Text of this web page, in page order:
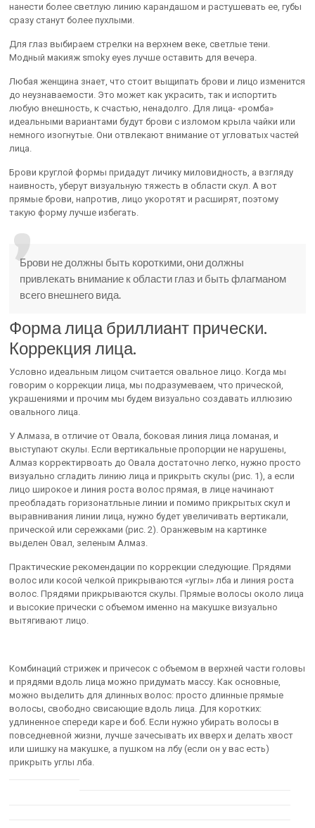
нанести более светлую линию карандашом и растушевать ее, губы
сразу станут более пухлыми.
Для глаз выбираем стрелки на верхнем веке, светлые тени.
Модный макияж smoky eyes лучше оставить для вечера.
Любая женщина знает, что стоит выщипать брови и лицо изменится
до неузнаваемости. Это может как украсить, так и испортить
любую внешность, к счастью, ненадолго. Для лица- «ромба»
идеальными вариантами будут брови с изломом крыла чайки или
немного изогнутые. Они отвлекают внимание от угловатых частей
лица.
Брови круглой формы придадут личику миловидность, а взгляду
наивность, уберут визуальную тяжесть в области скул. А вот
прямые брови, напротив, лицо укоротят и расширят, поэтому
такую форму лучше избегать.
Брови не должны быть короткими, они должны
привлекать внимание к области глаз и быть флагманом
всего внешнего вида.
Форма лица бриллиант прически.
Коррекция лица.
Условно идеальным лицом считается овальное лицо. Когда мы
говорим о коррекции лица, мы подразумеваем, что прической,
украшениями и прочим мы будем визуально создавать иллюзию
овального лица.
У Алмаза, в отличие от Овала, боковая линия лица ломаная, и
выступают скулы. Если вертикальные пропорции не нарушены,
Алмаз корректирвоать до Овала достаточно легко, нужно просто
визуально сгладить линию лица и прикрыть скулы (рис. 1), а если
лицо широкое и линия роста волос прямая, в лице начинают
преобладать горизонатльные линии и помимо прикрытых скул и
выравнивания линии лица, нужно будет увеличивать вертикали,
прической или сережками (рис. 2). Оранжевым на картинке
выделен Овал, зеленым Алмаз.
Практические рекомендации по коррекции следующие. Прядями
волос или косой челкой прикрываются «углы» лба и линия роста
волос. Прядями прикрываются скулы. Прямые волосы около лица
и высокие прически с объемом именно на макушке визуально
вытягивают лицо.
Комбинаций стрижек и причесок с объемом в верхней части головы
и прядями вдоль лица можно придумать массу. Как основные,
можно выделить для длинных волос: просто длинные прямые
волосы, свободно свисающие вдоль лица. Для коротких:
удлиненное спереди каре и боб. Если нужно убирать волосы в
повседневной жизни, лучше зачесывать их вверх и делать хвост
или шишку на макушке, а пушком на лбу (если он у вас есть)
прикрыть углы лба.